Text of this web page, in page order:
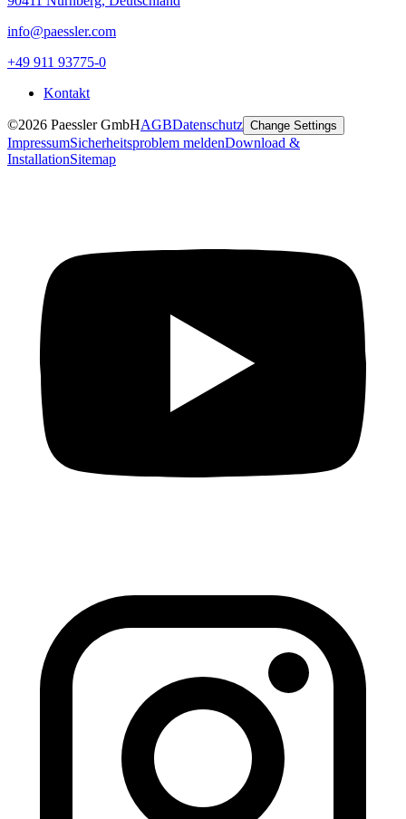
info@paessler.com
+49 911 93775-0
Kontakt
©2026 Paessler GmbHAGBDatenschutz Change Settings
ImpressumSicherheitsproblem meldenDownload &
InstallationSitemap